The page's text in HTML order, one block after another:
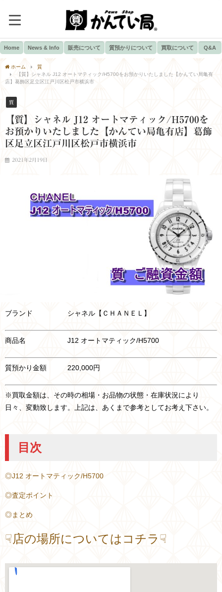
Home News & Info 販売について 質預かりについて 買取について Q&A
ホーム
質
【質】シャネル J12 オートマティック/H5700をお預かりいたしました【かんてい局亀有
店】葛飾区足立区江戸川区松戸市横浜市
質
【質】シャネル J12 オートマティック/H5700を
お預かりいたしました【かんてい局亀有店】葛飾
区足立区江戸川区松戸市横浜市
2021年2月19日
ブランド シャネル【ＣＨＡＮＥＬ】
商品名 J12 オートマティック/H5700
質預かり金額 220,000円
※買取金額は、その時の相場・お品物の状態・在庫状況により
日々、変動致します。上記は、あくまで参考としてお考え下さい。
目次
◎J12 オートマティック/H5700
◎査定ポイント
◎まとめ
☟店の場所についてはコチラ☟